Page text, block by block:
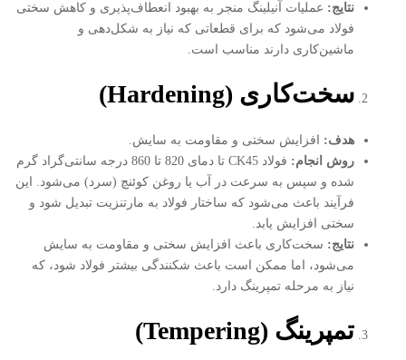
نتایج: عملیات آنیلینگ منجر به بهبود انعطاف‌پذیری و کاهش سختی
فولاد می‌شود که برای قطعاتی که نیاز به شکل‌دهی و
ماشین‌کاری دارند مناسب است.
سخت‌کاری (Hardening)
هدف: افزایش سختی و مقاومت به سایش.
روش انجام:
فولاد CK45 تا دمای 820 تا 860 درجه سانتی‌گراد گرم
شده و سپس به سرعت در آب یا روغن کوئنچ (سرد) می‌شود. این
فرآیند باعث می‌شود که ساختار فولاد به مارتنزیت تبدیل شود و
سختی افزایش یابد.
نتایج: سخت‌کاری باعث افزایش سختی و مقاومت به سایش
می‌شود، اما ممکن است باعث شکنندگی بیشتر فولاد شود، که
نیاز به مرحله تمپرینگ دارد.
تمپرینگ (Tempering)